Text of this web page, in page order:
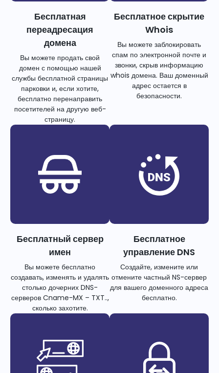
Бесплатная
переадресация
домена
Вы можете продать свой
домен с помощью нашей
службы бесплатной страницы
парковки и, если хотите,
бесплатно перенаправить
посетителей на другую веб-
страницу.
Бесплатное скрытие
Whois
Вы можете заблокировать
спам по электронной почте и
звонки, скрыв информацию
whois домена. Ваш доменный
адрес остается в
безопасности.
Бесплатный сервер
имен
Вы можете бесплатно
создавать, изменять и удалять
столько дочерних DNS-
серверов Cname-MX – TXT..,
сколько захотите.
Бесплатное
управление DNS
Создайте, измените или
отмените частный NS-сервер
для вашего доменного адреса
бесплатно.